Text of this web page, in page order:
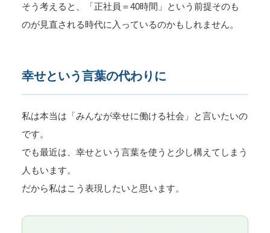
そう考えると、「正社員＝40時間」という前提そのも
のが見直される時代に入っているのかもしれません。
幸せという言葉の代わりに
私は本当は「みんなが幸せに働ける社会」と言いたいの
です。
でも最近は、幸せという言葉を使うと少し構えてしまう
人もいます。
だから私はこう表現したいと思います。